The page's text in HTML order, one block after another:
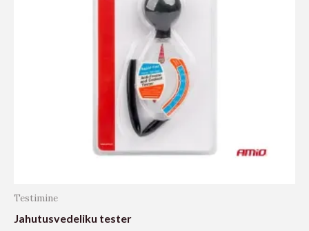
Testimine
Jahutusvedeliku tester